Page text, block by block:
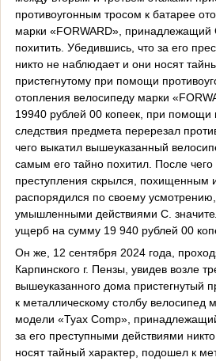
противоугонным тросом к батарее
марки «FORWARD», принадлежащий
похитить. Убедившись, что за его
никто не наблюдает и они носят
пристегнутому при помощи
отопления велосипеду марки «
19940 рублей 00 копеек, при помощи
следствия предмета перерезал
чего выкатил вышеуказанный
самым его тайно похитил. После
преступления скрылся, похищенным
распорядился по своему
умышленными действиями С.
ущерб на сумму 19 940 рублей 00
Он же, 12 сентября 2024 года,
Карпинского г. Пензы, увидев возле
вышеуказанного дома пристегнутый
к металлическому столбу велосипед
модели «Tyax Comp»,
за его преступными действиями
носят тайный характер, подошел к